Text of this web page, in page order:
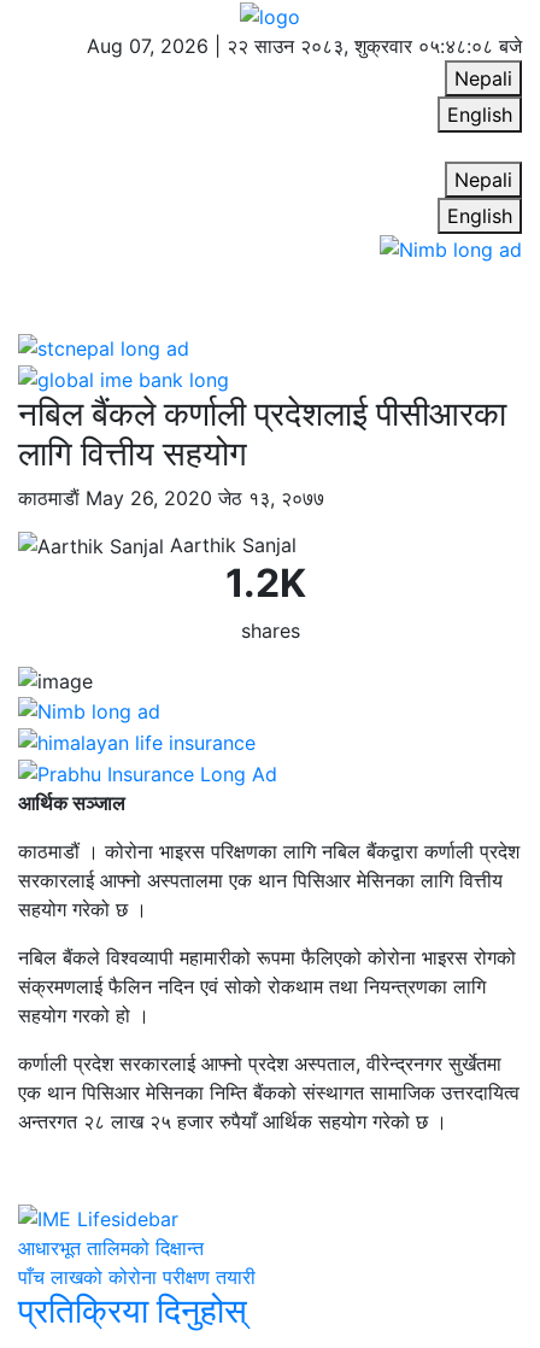
Aug 07, 2026 | २२ साउन २०८३, शुक्रवार ०५:४८:०८ बजे
Nepali
English
Nepali
English
नबिल बैंकले कर्णाली प्रदेशलाई पीसीआरका
लागि वित्तीय सहयोग
काठमाडाैं May 26, 2020जेठ १३, २०७७
Aarthik Sanjal
1.2K
shares
आर्थिक सञ्जाल
काठमाडौं । कोरोना भाइरस परिक्षणका लागि नबिल बैंकद्वारा कर्णाली प्रदेश
सरकारलाई आफ्नो अस्पतालमा एक थान पिसिआर मेसिनका लागि वित्तीय
सहयोग गरेको छ ।
नबिल बैंकले विश्वव्यापी महामारीको रूपमा फैलिएको कोरोना भाइरस रोगको
संक्रमणलाई फैलिन नदिन एवं सोको रोकथाम तथा नियन्त्रणका लागि
सहयोग गरको हो ।
कर्णाली प्रदेश सरकारलाई आफ्नो प्रदेश अस्पताल, वीरेन्द्रनगर सुर्खेतमा
एक थान पिसिआर मेसिनका निम्ति बैंकको संस्थागत सामाजिक उत्तरदायित्व
अन्तरगत २८ लाख २५ हजार रुपैयाँ आर्थिक सहयोग गरेको छ ।
आधारभूत तालिमको दिक्षान्त
पाँच लाखको कोरोना परीक्षण तयारी
प्रतिक्रिया दिनुहोस्